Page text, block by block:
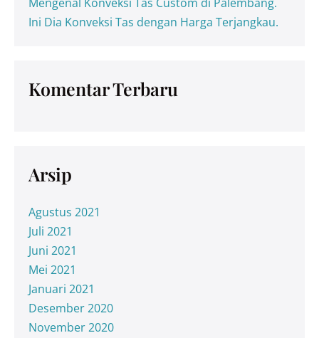
Ini Dia Konveksi Tas dengan Harga Terjangkau.
Komentar Terbaru
Arsip
Agustus 2021
Juli 2021
Juni 2021
Mei 2021
Januari 2021
Desember 2020
November 2020